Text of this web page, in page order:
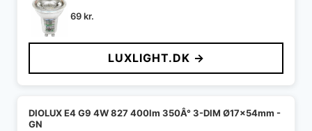
69kr.
LUXLIGHT.DK →
DIOLUX E4 G9 4W 827 400lm 350Â° 3-DIM Ø17x54mm -
GN